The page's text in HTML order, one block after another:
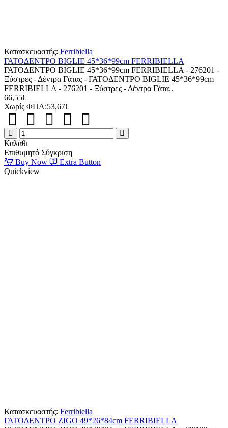
Κατασκευαστής: Ferribiella
ΓΑΤΟΔΕΝΤΡΟ BIGLIE 45*36*99cm FERRIBIELLA
ΓΑΤΟΔΕΝΤΡΟ BIGLIE 45*36*99cm FERRIBIELLA - 276201 -
Ξύστρες - Δέντρα Γάτας - ΓΑΤΟΔΕΝΤΡΟ BIGLIE 45*36*99cm
FERRIBIELLA - 276201 - Ξύστρες - Δέντρα Γάτα..
66,55€
Χωρίς ΦΠΑ:53,67€
ΓΑΤΟΔΕΝΤΡΟ
BIGLIE
45*36*99cm
FERRIBIELLA
Καλάθι
Επιθυμητό Σύγκριση
Buy Now
Extra Button
Quickview
Κατασκευαστής: Ferribiella
ΓΑΤΟΔΕΝΤΡΟ ZIGO 49*26*84cm FERRIBIELLA